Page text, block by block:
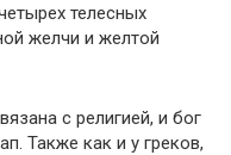
телесных
желчи и желтой
с религией, и бог
Также как и у греков,